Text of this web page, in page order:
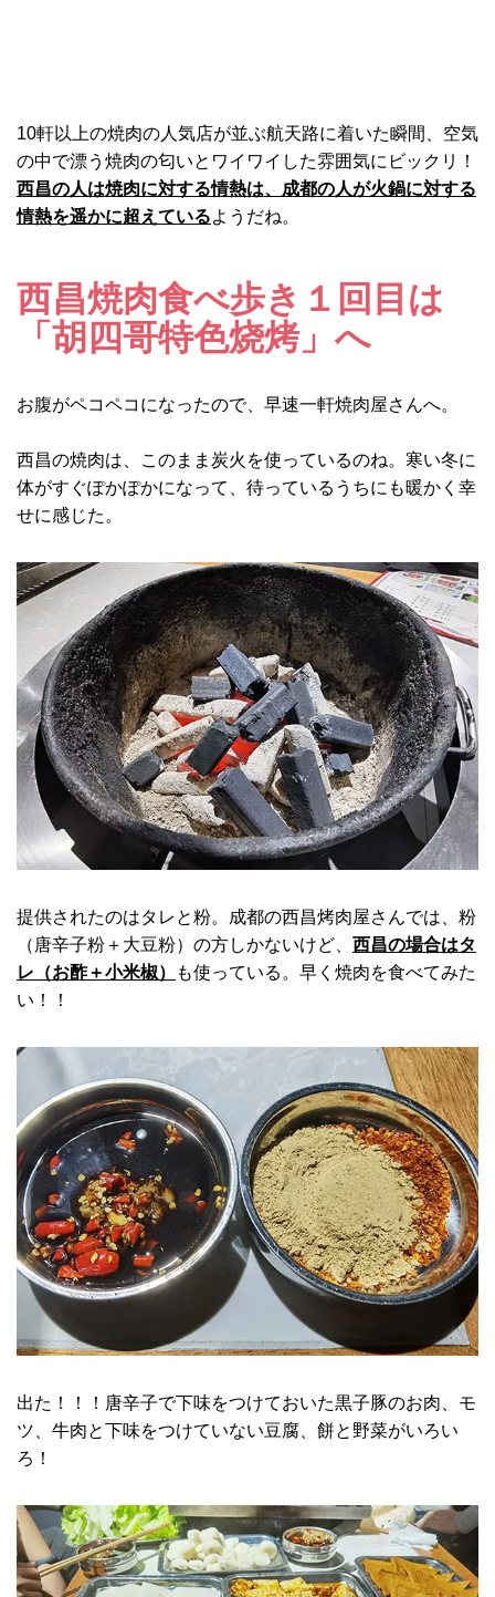
10軒以上の焼肉の人気店が並ぶ航天路に着いた瞬間、空気
の中で漂う焼肉の匂いとワイワイした雰囲気にビックリ！
西昌の人は焼肉に対する情熱は、成都の人が火鍋に対する
情熱を遥かに超えているようだね。
西昌焼肉食べ歩き１回目は
「胡四哥特色烧烤」へ
お腹がペコペコになったので、早速一軒焼肉屋さんへ。
西昌の焼肉は、このまま炭火を使っているのね。寒い冬に
体がすぐぽかぽかになって、待っているうちにも暖かく幸
せに感じた。
提供されたのはタレと粉。成都の西昌烤肉屋さんでは、粉
（唐辛子粉＋大豆粉）の方しかないけど、 西昌の場合はタ
レ（お酢＋小米椒）
も使っている。早く焼肉を食べてみた
い！！
出た！！！唐辛子で下味をつけておいた黒子豚のお肉、モ
ツ、牛肉と下味をつけていない豆腐、餅と野菜がいろい
ろ！